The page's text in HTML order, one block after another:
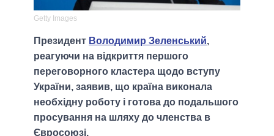
Getty Images
Президент Володимир Зеленський,
реагуючи на відкриття першого
переговорного кластера щодо вступу
України, заявив, що країна виконала
необхідну роботу і готова до подальшого
просування на шляху до членства в
Євросоюзі.